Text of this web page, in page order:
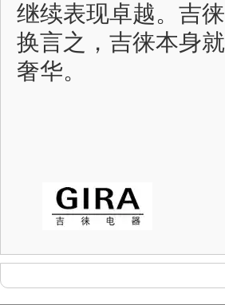
继续表现卓越。吉
换言之，吉徕本身
奢华。